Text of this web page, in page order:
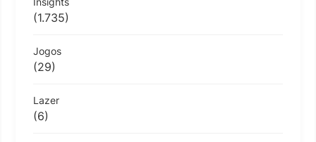
(1.735)
Jogos
(29)
Lazer
(6)